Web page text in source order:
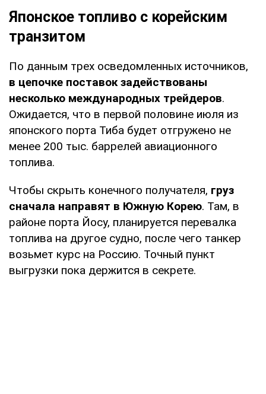
Японское топливо с корейским
транзитом
По данным трех осведомленных источников,
в цепочке поставок задействованы
несколько международных трейдеров.
Ожидается, что в первой половине июля из
японского порта Тиба будет отгружено не
менее 200 тыс. баррелей авиационного
топлива.
Чтобы скрыть конечного получателя, груз
сначала направят в Южную Корею. Там, в
районе порта Йосу, планируется перевалка
топлива на другое судно, после чего танкер
возьмет курс на Россию. Точный пункт
выгрузки пока держится в секрете.